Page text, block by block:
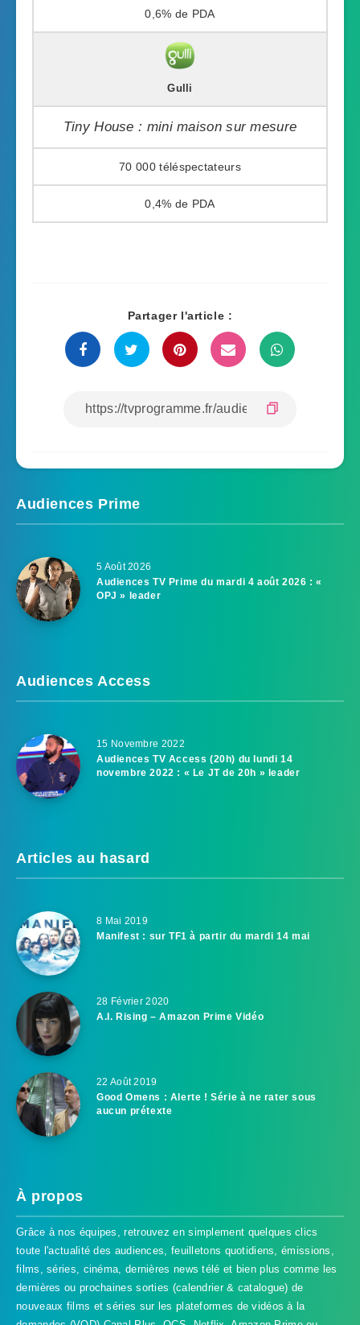
0,6%
Gulli
Tiny House : mini maison sur mesure
70 000
0,4%
Partager l'article :
Audiences Prime
5 Août 2026
Audiences TV Prime du mardi 4 août 2026 : «
OPJ » leader
Audiences Access
15 Novembre 2022
Audiences TV Access (20h) du lundi 14
novembre 2022 : « Le JT de 20h » leader
Articles au hasard
8 Mai 2019
Manifest : sur TF1 à partir du mardi 14 mai
28 Février 2020
A.I. Rising – Amazon Prime Vidéo
22 Août 2019
Good Omens : Alerte ! Série à ne rater sous
aucun prétexte
À propos
Grâce à nos équipes, retrouvez en simplement quelques clics
toute l'actualité des audiences, feuilletons quotidiens, émissions,
films, séries, cinéma, dernières news télé et bien plus comme les
dernières ou prochaines sorties (calendrier & catalogue) de
nouveaux films et séries sur les plateformes de vidéos à la